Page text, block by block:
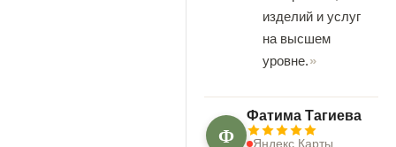
изделий и услуг
на высшем
уровне.
Ф
Фатима Тагиева
Яндекс.Карты